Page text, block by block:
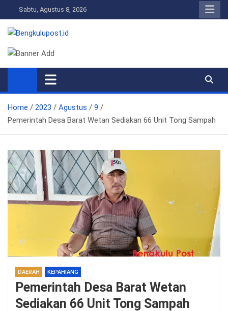
to
content
Sabtu, Agustus 8, 2026
Bengkulupost.id
Bengkulupost
Home 2023 Agustus
9
Pemerintah Desa Barat Wetan Sediakan 66 Unit Tong Sampah
DAERAH KEPAHIANG
Pemerintah Desa Barat Wetan
Sediakan 66 Unit Tong Sampah